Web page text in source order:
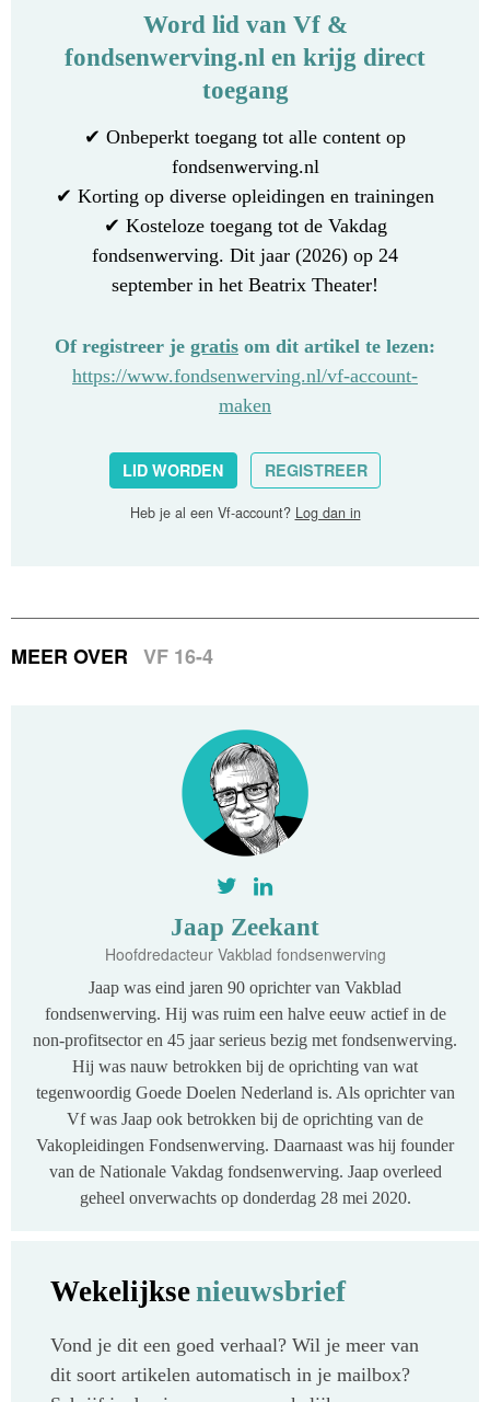
Word lid van Vf &
fondsenwerving.nl en krijg direct
toegang
✔ Onbeperkt toegang tot alle content op
fondsenwerving.nl
✔ Korting op diverse opleidingen en trainingen
✔ Kosteloze toegang tot de Vakdag
fondsenwerving. Dit jaar (2026) op 24
september in het Beatrix Theater!
Of registreer je gratis om dit artikel te lezen:
https://www.fondsenwerving.nl/vf-account-
maken
LID WORDEN REGISTREER
Heb je al een Vf-account? Log dan in
MEER OVER VF 16-4
Jaap Zeekant
Hoofdredacteur Vakblad fondsenwerving
Jaap was eind jaren 90 oprichter van Vakblad
fondsenwerving. Hij was ruim een halve eeuw actief in de
non-profitsector en 45 jaar serieus bezig met fondsenwerving.
Hij was nauw betrokken bij de oprichting van wat
tegenwoordig Goede Doelen Nederland is. Als oprichter van
Vf was Jaap ook betrokken bij de oprichting van de
Vakopleidingen Fondsenwerving. Daarnaast was hij founder
van de Nationale Vakdag fondsenwerving. Jaap overleed
geheel onverwachts op donderdag 28 mei 2020.
Wekelijksenieuwsbrief
Vond je dit een goed verhaal? Wil je meer van
dit soort artikelen automatisch in je mailbox?